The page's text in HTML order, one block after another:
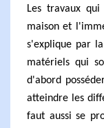
Les travaux
maison et
s'explique par
matériels qui
d'abord
atteindre les
faut aussi se